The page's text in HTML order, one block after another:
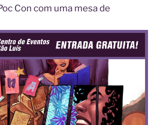
Con com uma mesa de